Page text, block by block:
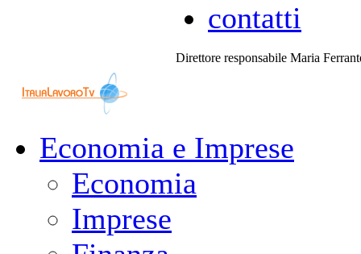
contatti
Direttore responsabile Maria
Economia e Imprese
Economia
Imprese